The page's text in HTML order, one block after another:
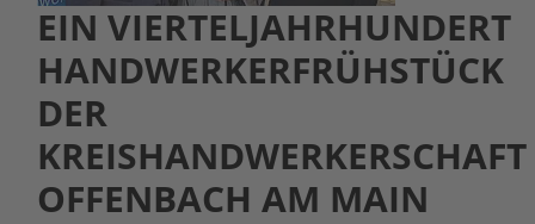
EIN VIERTELJAHRHUNDERT
HANDWERKERFRÜHSTÜCK
DER
KREISHANDWERKERSCHAFT
OFFENBACH AM MAIN